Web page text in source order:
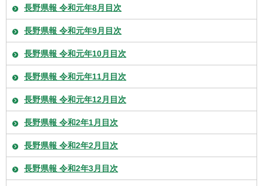
長野県報 令和元年8月目次
長野県報 令和元年9月目次
長野県報 令和元年10月目次
長野県報 令和元年11月目次
長野県報 令和元年12月目次
長野県報 令和2年1月目次
長野県報 令和2年2月目次
長野県報 令和2年3月目次